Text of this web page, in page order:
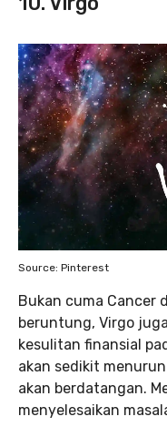
Source: Pinterest
Bukan cuma Cancer
beruntung, Virgo
kesulitan finansial
akan sedikit
akan berdatangan.
menyelesaikan